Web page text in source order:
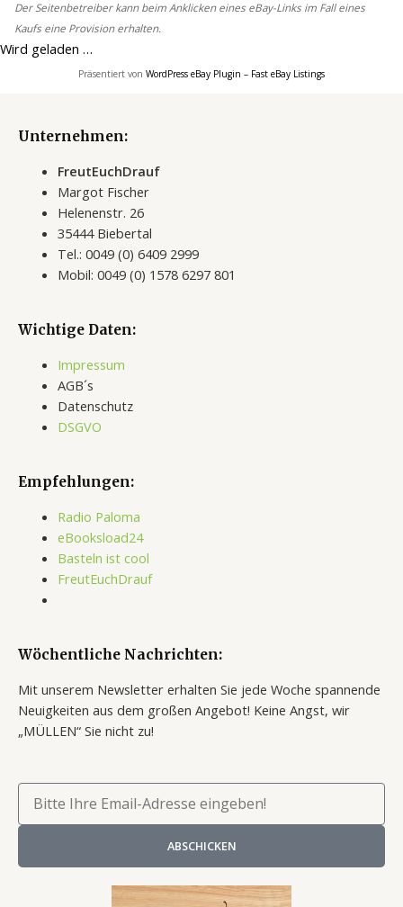
Der Seitenbetreiber kann beim Anklicken eines eBay-Links im Fall eines
Kaufs eine Provision erhalten.
Wird geladen …
Präsentiert von WordPress eBay Plugin – Fast eBay Listings
Unternehmen:
FreutEuchDrauf
Margot Fischer
Helenenstr. 26
35444 Biebertal
Tel.: 0049 (0) 6409 2999
Mobil: 0049 (0) 1578 6297 801
Wichtige Daten:
Impressum
AGB´s
Datenschutz
DSGVO
Empfehlungen:
Radio Paloma
eBooksload24
Basteln ist cool
FreutEuchDrauf
Wöchentliche Nachrichten:
Mit unserem Newsletter erhalten Sie jede Woche spannende
Neuigkeiten aus dem großen Angebot! Keine Angst, wir
„MÜLLEN“ Sie nicht zu!
Email
ABSCHICKEN